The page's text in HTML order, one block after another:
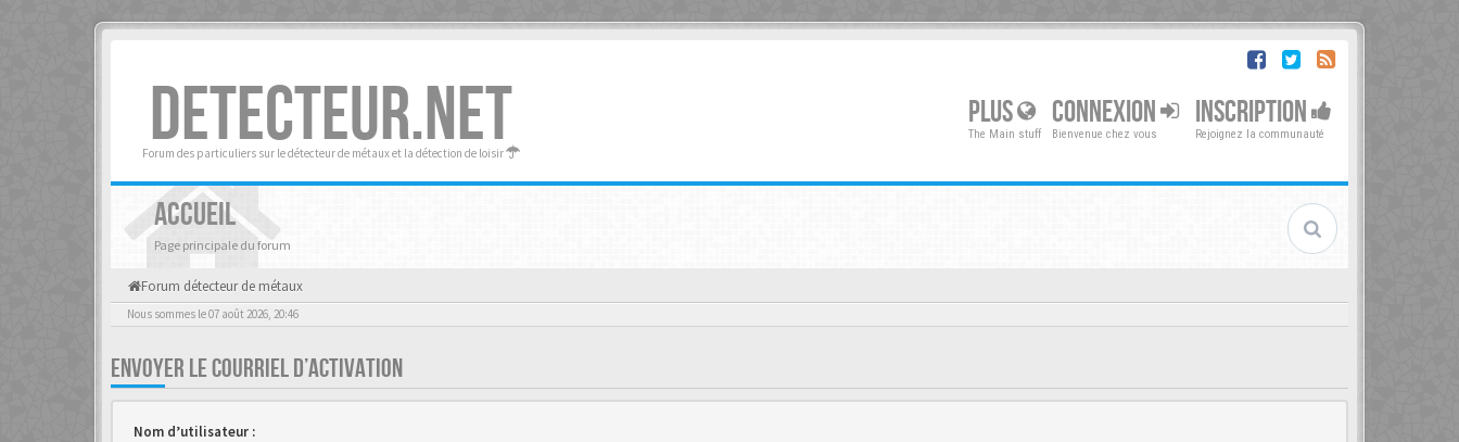
DETECTEUR.NET
Forum des particuliers sur le détecteur de métaux et la détection de loisir
PLUS
The Main stuff
CONNEXION
Bienvenue chez vous
INSCRIPTION
Rejoignez la communauté
ACCUEIL
Page principale du forum
Forum détecteur de métaux
Nous sommes le 07 août 2026, 20:46
ENVOYER LE COURRIEL D’ACTIVATION
Nom d’utilisateur :